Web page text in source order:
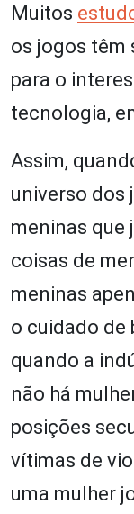
Muitos
os jogos têm
para o
tecnologia,
Assim,
universo dos
meninas que
coisas de
meninas
o cuidado de
quando a
não há
posições
vítimas de
uma mulher